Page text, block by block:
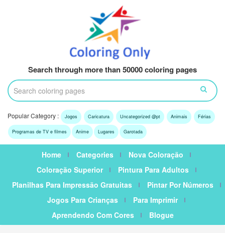
Search through more than 50000 coloring pages
Popular Category : Jogos Caricatura Uncategorized @pt Animais Férias
Programas de TV e filmes Anime Lugares Garotada
Home Categories
Nova Coloração
Coloração Superior
Pintura Para Adultos
Planilhas Para Impressão Gratuitas
Pintar Por Números
Jogos Para Crianças
Para Imprimir
Aprendendo Com Cores
Blogue